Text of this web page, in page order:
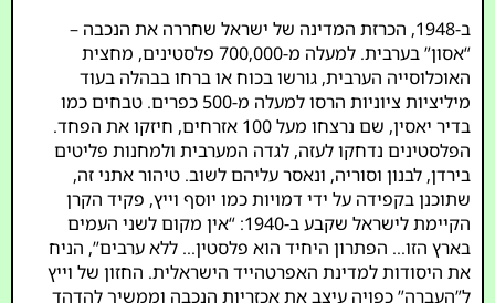
ב-1948, הכרזת המדינה של ישראל שחררה את הנכבה –
“אסון” בערבית. למעלה מ-700,000 פלסטינים, מחצית
האוכלוסייה הערבית, גורשו בכוח או ברחו בבהלה בעוד
מיליציות ציוניות הרסו למעלה מ-500 כפרים. טבחים כמו
בדיר יאסין, שם נרצחו מעל 100 אזרחים, חיזקו את הפחד.
הפלסטינים נדחקו לעזה, לגדה המערבית ולמחנות פליטים
בירדן, לבנון וסוריה, ונאסר עליהם לשוב. טיהור אתני זה,
שתוכנן בקפידה על ידי דמויות כמו יוסף וייץ, פקיד הקרן
הקיימת לישראל שקבע ב-1940: “אין מקום לשני העמים
בארץ הזו… הפתרון היחיד הוא פלסטין… ללא ערבים”, הניח
את היסודות למדינת האפרטהייד הישראלית. החזון של וייץ
ל”העברה” כפויה עיצב את אכזריות הנכבה וממשיך להדהד